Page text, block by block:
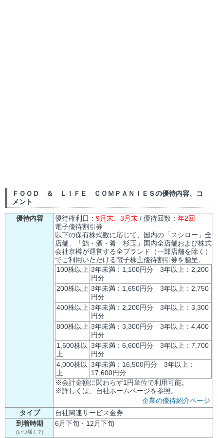
ＦＯＯＤ ＆ ＬＩＦＥ ＣＯＭＰＡＮＩＥＳの優待内容、コ
メント
優待内容 優待権利日： 9月末、3月末 / 優待回数： 年2回
電子優待割引券
以下の保有株式数に応じて、国内の「スシロー」全
店舗、「鮨・酒・肴 杉玉」国内全店舗および株式
会社京樽が運営する全ブランド（一部店舗を除く）
でご利用いただける電子株主優待割引券を贈呈。
100株以上 3年未満：1,100円分 3年以上：2,200
円分
200株以上 3年未満：1,650円分 3年以上：2,750
円分
400株以上 3年未満：2,200円分 3年以上：3,300
円分
800株以上 3年未満：3,300円分 3年以上：4,400
円分
1,600株以
上
3年未満：6,600円分 3年以上：7,700
円分
4,000株以
上
3年未満：16,500円分 3年以上：
17,600円分
※会計金額に関わらず1円単位で利用可能。
※詳しくは、自社ホームページを参照。
企業の優待紹介ページ
タイプ
自社関連サービス金券
到着時期
(いつ届く？)
6月下旬・12月下旬